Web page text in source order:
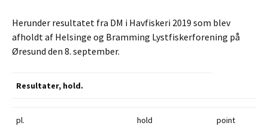
Herunder resultatet fra DM i Havfiskeri 2019 som blev
afholdt af Helsinge og Bramming Lystfiskerforening på
Øresund den 8. september.
Resultater, hold.
pl. hold point